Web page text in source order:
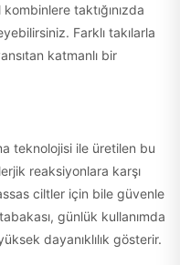
taktığınızda
Farklı takılarla
katmanlı bir
teknolojisi ile üretilen bu
reaksiyonlara karşı
ciltler için bile güvenle
günlük kullanımda
dayanıklılık gösterir.